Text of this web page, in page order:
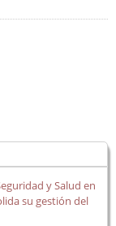
y Salud en
su gestión del